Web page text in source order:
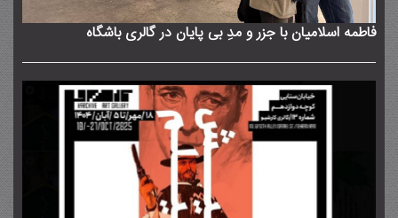
فاطمه اسلامیان با جزر و مدِ بی پایان در گالری باشگاه